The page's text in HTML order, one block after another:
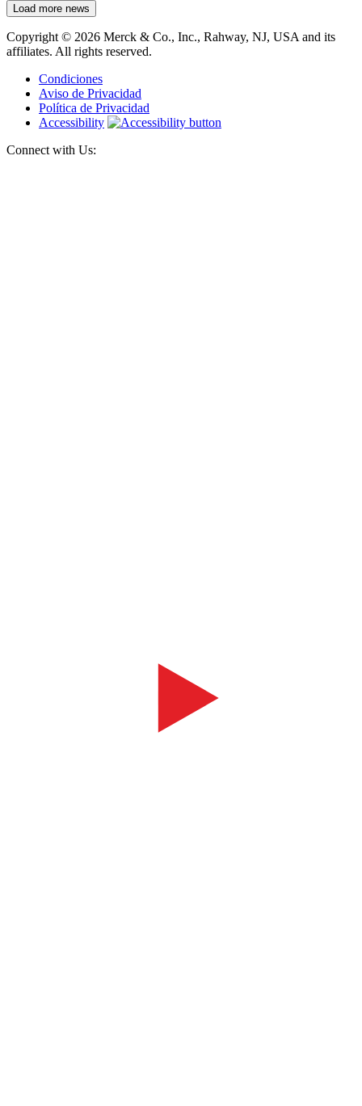
Load more news
Copyright © 2026 Merck & Co., Inc., Rahway, NJ, USA and its
affiliates. All rights reserved.
Condiciones
Aviso de Privacidad
Política de Privacidad
Accessibility
Connect with Us: